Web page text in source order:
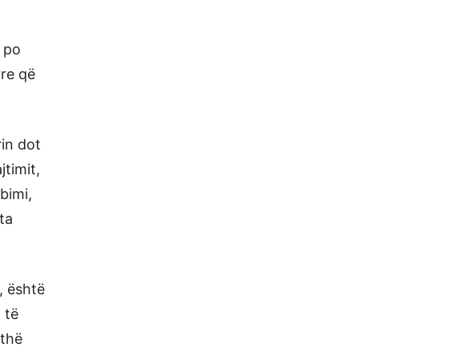
po
që
dot
është
të